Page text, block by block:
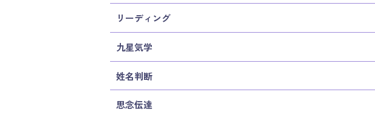
リーディング
九星気学
姓名判断
思念伝達